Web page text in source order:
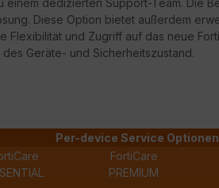
dedizierten Support-Team. Die
Diese Option bietet außerdem
Flexibilität und Zugriff auf das neue
Geräte- und Sicherheitszustand.
Per-device Service Optionen
FortiCare
PREMIUM